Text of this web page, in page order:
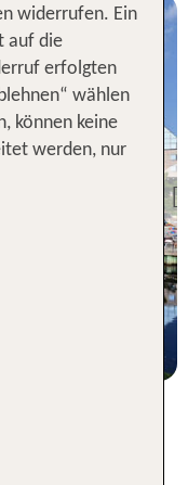
widerrufen. Ein
auf die
erfolgten
wählen
können keine
werden, nur